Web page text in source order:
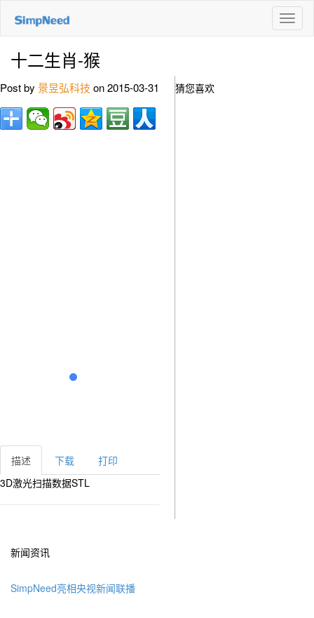
切
换
十二生肖-猴
Post by 景昱弘科技 on 2015-03-31
描述 下载
打印
3D激光扫描数据STL
猜您喜欢
新闻资讯
SimpNeed亮相央视新闻联播